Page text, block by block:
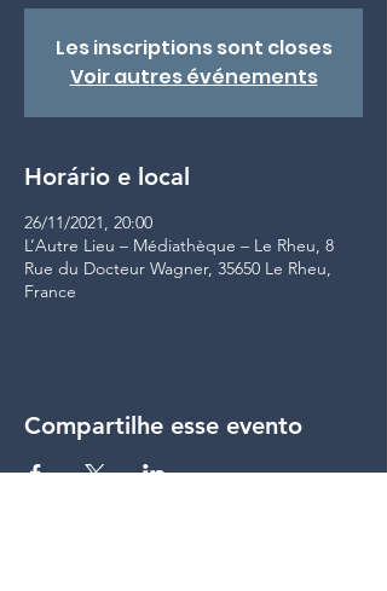
Les inscriptions sont closes
Voir autres événements
Horário e local
26/11/2021, 20:00
L’Autre Lieu – Médiathèque – Le Rheu, 8
Rue du Docteur Wagner, 35650 Le Rheu,
France
Compartilhe esse evento